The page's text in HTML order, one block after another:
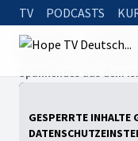
TV PODCASTS
Startseite
Evidencias -
Spannendes aus dem
GESPERRTE INHALTE